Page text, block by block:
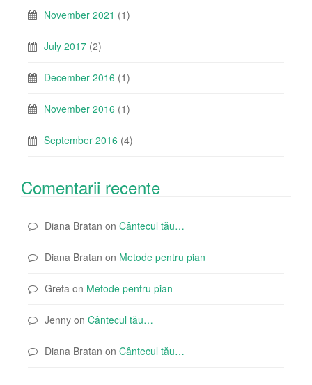
November 2021 (1)
July 2017 (2)
December 2016 (1)
November 2016 (1)
September 2016 (4)
Comentarii recente
Diana Bratan on Cântecul tău…
Diana Bratan on Metode pentru pian
Greta on Metode pentru pian
Jenny on Cântecul tău…
Diana Bratan on Cântecul tău…